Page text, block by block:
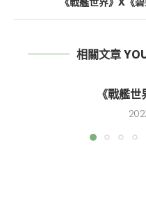
相關文章
《戰艦